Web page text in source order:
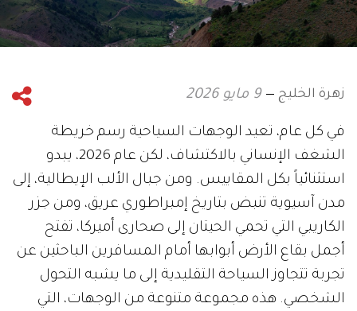
زهرة الخليج 9 مايو 2026
في كل عام، تعيد الوجهات السياحية رسم خريطة
الشغف الإنساني بالاكتشاف، لكن عام 2026، يبدو
استثنائياً بكل المقاييس. ومن جبال الألب الإيطالية، إلى
مدن آسيوية تنبض بتاريخ إمبراطوري عريق، ومن جزر
الكاريبي التي تحمي الحيتان إلى صحارى أميركا، تفتح
أجمل بقاع الأرض أبوابها أمام المسافرين الباحثين عن
تجربة تتجاوز السياحة التقليدية إلى ما يشبه التحول
الشخصي. هذه مجموعة متنوعة من الوجهات، التي